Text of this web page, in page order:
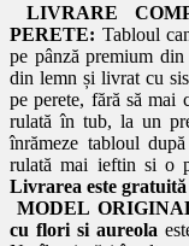
LIVRARE
PERETE: Tabloul
pe pânză premium
din lemn și livrat cu
pe perete, fără să mai
rulată în tub, la un
înrămeze tabloul
rulată mai ieftin si o
Livrarea este
MODEL
cu flori si aureola